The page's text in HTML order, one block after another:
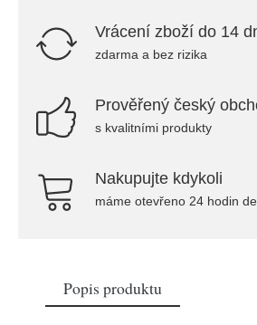
Vrácení zboží do 14
zdarma a bez rizika
Prověřený český
s kvalitními produkty
Nakupujte kdykoli
máme otevřeno 24 hodin
Popis produktu